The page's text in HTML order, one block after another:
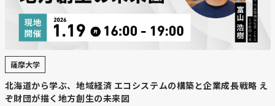
薩摩大学
北海道から学ぶ、地域経済 エコシステムの構築と企業成長戦略 え
ぞ財団が描く地方創生の未来図